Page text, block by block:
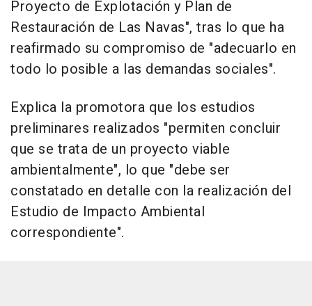
Proyecto de Explotación y Plan de
Restauración de Las Navas", tras lo que ha
reafirmado su compromiso de "adecuarlo en
todo lo posible a las demandas sociales".
Explica la promotora que los estudios
preliminares realizados "permiten concluir
que se trata de un proyecto viable
ambientalmente", lo que "debe ser
constatado en detalle con la realización del
Estudio de Impacto Ambiental
correspondiente".